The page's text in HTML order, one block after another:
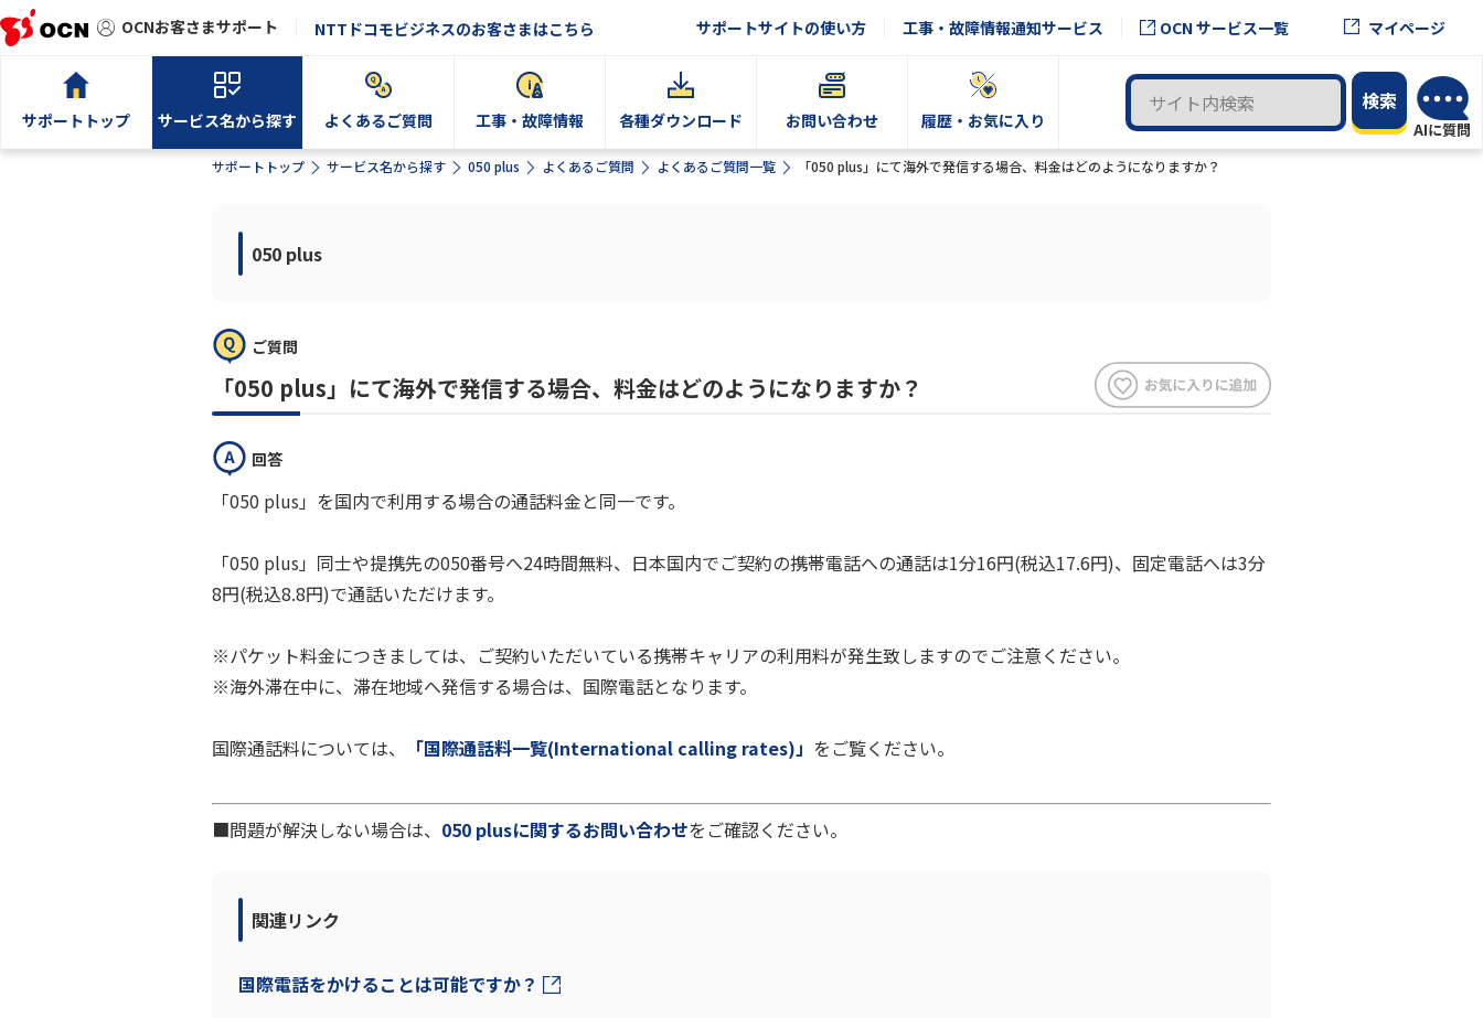
OCNお客さまサポート NTTドコモビジネスのお客さまはこちら サポートサイトの使い方 工事・故障情報通知サービス OCN サービス一覧 マイページ
サポートトップ サービス名から探す よくあるご質問 工事・故障情報 各種ダウンロード お問い合わせ 履歴・お気に入り
サポートトップ サービス名から探す 050 plus よくあるご質問 よくあるご質問一覧 「050 plus」にて海外で発信する場合、料金はどのようになりますか？
050 plus
ご質問
「050 plus」にて海外で発信する場合、料金はどのようになりますか？
回答
「050 plus」を国内で利用する場合の通話料金と同一です。
「050 plus」同士や提携先の050番号へ24時間無料、日本国内でご契約の携帯電話への通話は1分16円(税込17.6円)、固定電話へは3分
8円(税込8.8円)で通話いただけます。
※パケット料金につきましては、ご契約いただいている携帯キャリアの利用料が発生致しますのでご注意ください。
※海外滞在中に、滞在地域へ発信する場合は、国際電話となります。
国際通話料については、 「国際通話料一覧(International calling rates)」 をご覧ください。
■問題が解決しない場合は、 050 plusに関するお問い合わせをご確認ください。
関連リンク
国際電話をかけることは可能ですか？